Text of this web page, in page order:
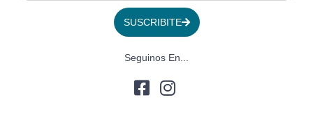
SUSCRIBITE
Seguinos En...